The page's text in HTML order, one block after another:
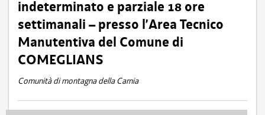
indeterminato e parziale 18 ore
settimanali – presso l’Area Tecnico
Manutentiva del Comune di
COMEGLIANS
Comunità di montagna della Carnia